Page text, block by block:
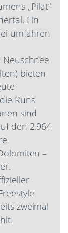
„Pilat“
Ein
umfahren
Neuschnee
bieten
Runs
sind
den 2.964
–
zweimal